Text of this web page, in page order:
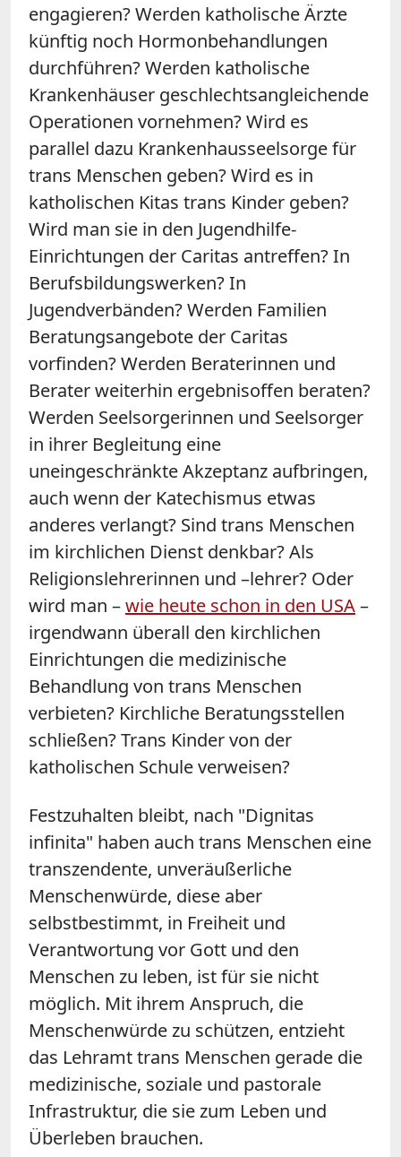
engagieren? Werden katholische Ärzte
künftig noch Hormonbehandlungen
durchführen? Werden katholische
Krankenhäuser geschlechtsangleichende
Operationen vornehmen? Wird es
parallel dazu Krankenhausseelsorge für
trans Menschen geben? Wird es in
katholischen Kitas trans Kinder geben?
Wird man sie in den Jugendhilfe-
Einrichtungen der Caritas antreffen? In
Berufsbildungswerken? In
Jugendverbänden? Werden Familien
Beratungsangebote der Caritas
vorfinden? Werden Beraterinnen und
Berater weiterhin ergebnisoffen beraten?
Werden Seelsorgerinnen und Seelsorger
in ihrer Begleitung eine
uneingeschränkte Akzeptanz aufbringen,
auch wenn der Katechismus etwas
anderes verlangt? Sind trans Menschen
im kirchlichen Dienst denkbar? Als
Religionslehrerinnen und –lehrer? Oder
wird man –wie heute schon in den USA–
irgendwann überall den kirchlichen
Einrichtungen die medizinische
Behandlung von trans Menschen
verbieten? Kirchliche Beratungsstellen
schließen? Trans Kinder von der
katholischen Schule verweisen?
Festzuhalten bleibt, nach "Dignitas
infinita" haben auch trans Menschen eine
transzendente, unveräußerliche
Menschenwürde, diese aber
selbstbestimmt, in Freiheit und
Verantwortung vor Gott und den
Menschen zu leben, ist für sie nicht
möglich. Mit ihrem Anspruch, die
Menschenwürde zu schützen, entzieht
das Lehramt trans Menschen gerade die
medizinische, soziale und pastorale
Infrastruktur, die sie zum Leben und
Überleben brauchen.